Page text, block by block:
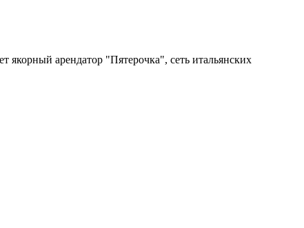
арендатор "Пятерочка", сеть итальянских